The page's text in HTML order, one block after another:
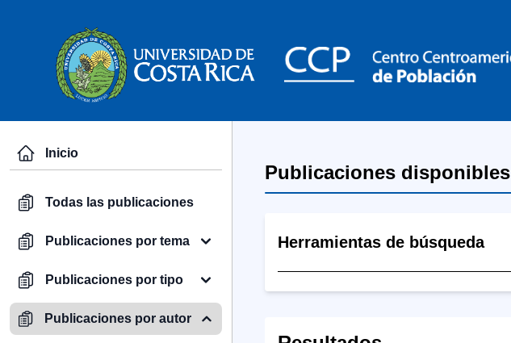
Inicio
Todas las publicaciones
Publicaciones por tema
Publicaciones por tipo
Publicaciones por autor
Publicaciones disponibles
Herramientas de búsqueda